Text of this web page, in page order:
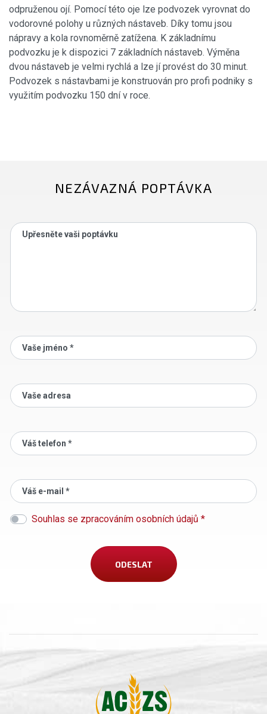
odpruženou ojí. Pomocí této oje lze podvozek vyrovnat do
vodorovné polohy u různých nástaveb. Díky tomu jsou
nápravy a kola rovnoměrně zatížena. K základnímu
podvozku je k dispozici 7 základních nástaveb. Výměna
dvou nástaveb je velmi rychlá a lze jí provést do 30 minut.
Podvozek s nástavbami je konstruován pro profi podniky s
využitím podvozku 150 dní v roce.
NEZÁVAZNÁ POPTÁVKA
Upřesněte vaši poptávku
Vaše jméno *
Vaše adresa
Váš telefon *
Váš e-mail *
Souhlas se zpracováním osobních údajů *